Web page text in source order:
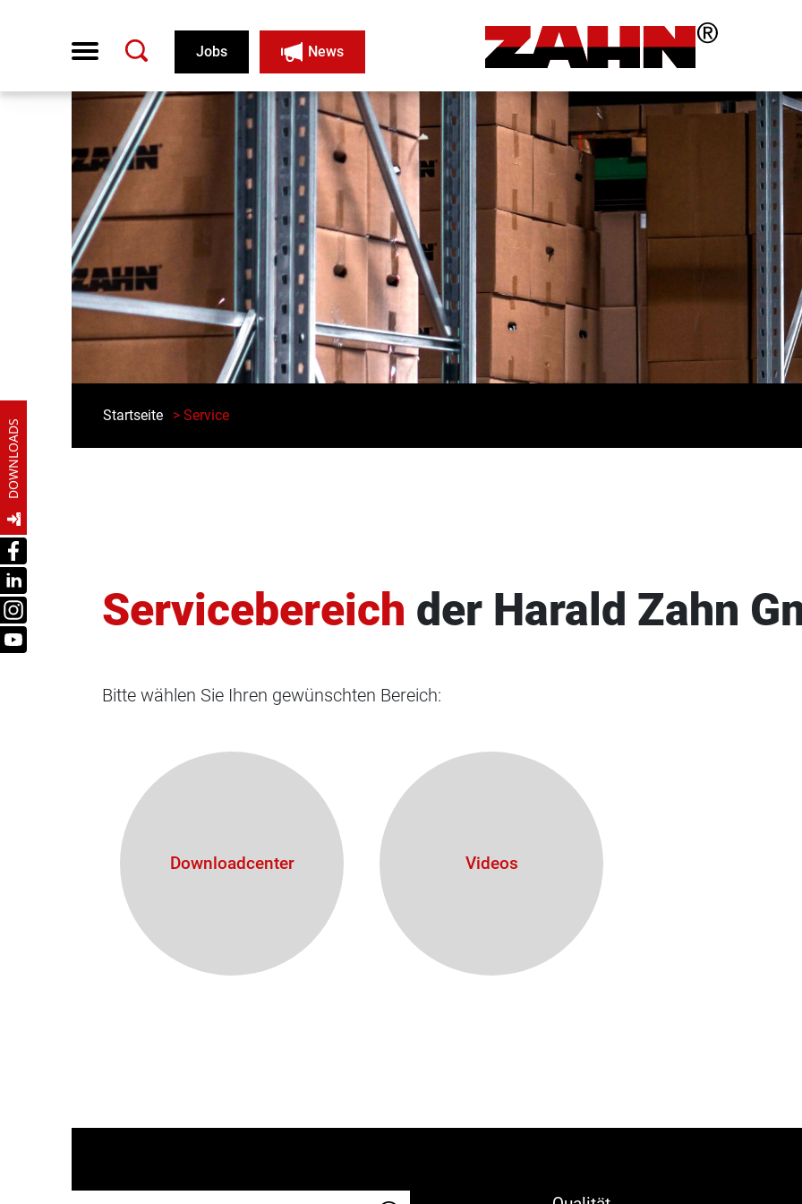
DOWNLOADS
Jobs News
Startseite > Service
Servicebereich der Harald Zahn
Bitte wählen Sie Ihren gewünschten Bereich:
Downloadcenter Videos